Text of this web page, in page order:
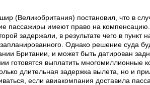
(Великобритания) постановил, что в
пассажиры имеют право на
задержали, в результате чего в пункт
Однако решение суда
Британии, и может быть датирован
готовятся выплатить многомиллионные
длительная задержка вылета, но и
если авиакомпания доставила